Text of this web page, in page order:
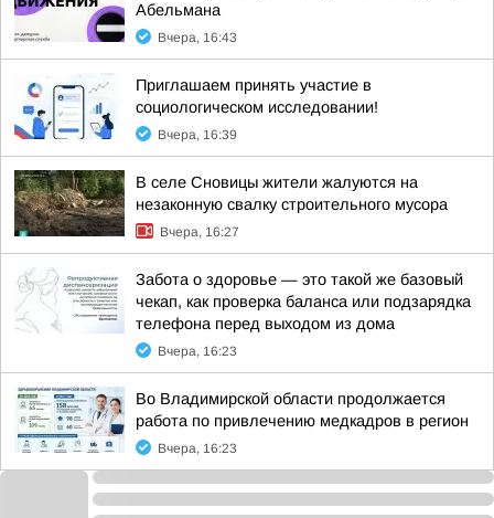
Абельмана
Вчера, 16:43
Приглашаем принять участие в
социологическом исследовании!
Вчера, 16:39
В селе Сновицы жители жалуются на
незаконную свалку строительного мусора
Вчера, 16:27
Забота о здоровье — это такой же базовый
чекап, как проверка баланса или подзарядка
телефона перед выходом из дома
Вчера, 16:23
Во Владимирской области продолжается
работа по привлечению медкадров в регион
Вчера, 16:23